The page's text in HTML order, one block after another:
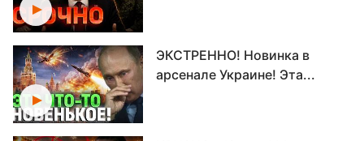
ЭКСТРЕННО! Новинка в
арсенале Украине! Эта...